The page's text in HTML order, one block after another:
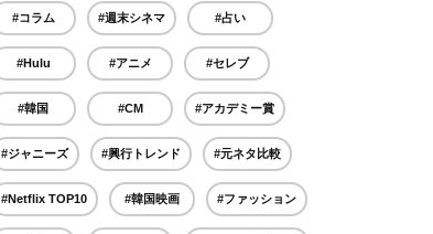
#コラム #週末シネマ #占い
#Hulu #アニメ #セレブ
#韓国 #CM #アカデミー賞
#ジャニーズ #興行トレンド #元ネタ比較
#Netflix TOP10 #韓国映画 #ファッション